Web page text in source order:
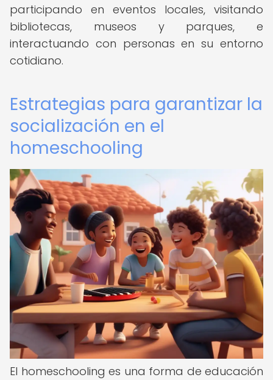
participando en eventos locales, visitando
bibliotecas, museos y parques, e
interactuando con personas en su entorno
cotidiano.
Estrategias para garantizar la
socialización en el
homeschooling
El homeschooling es una forma de educación